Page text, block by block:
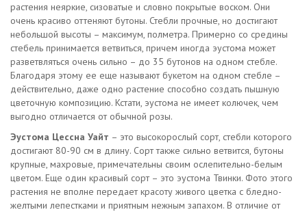
растения неяркие, сизоватые и словно покрытые воском. Они
очень красиво оттеняют бутоны. Стебли прочные, но достигают
небольшой высоты – максимум, полметра. Примерно со средины
стебель принимается ветвиться, причем иногда эустома может
разветвляться очень сильно – до 35 бутонов на одном стебле.
Благодаря этому ее еще называют букетом на одном стебле –
действительно, даже одно растение способно создать пышную
цветочную композицию. Кстати, эустома не имеет колючек, чем
выгодно отличается от обычной розы.
Эустома Цессна Уайт – это высокорослый сорт, стебли которого
достигают 80-90 см в длину. Сорт также сильно ветвится, бутоны
крупные, махровые, примечательны своим ослепительно-белым
цветом. Еще один красивый сорт – это эустома Твинки. Фото этого
растения не вполне передает красоту живого цветка с бледно-
желтыми лепестками и приятным нежным запахом. В отличие от